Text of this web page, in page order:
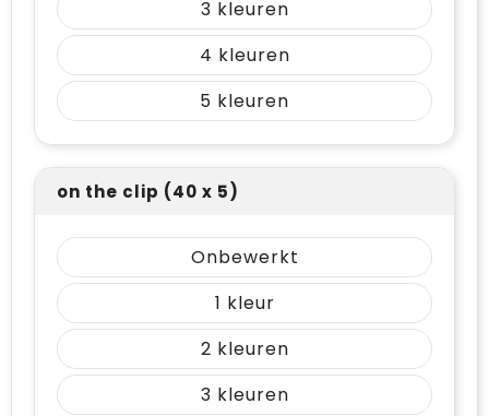
3
4
5
on the clip (40 x 5)
Onbewerkt
1
2
3